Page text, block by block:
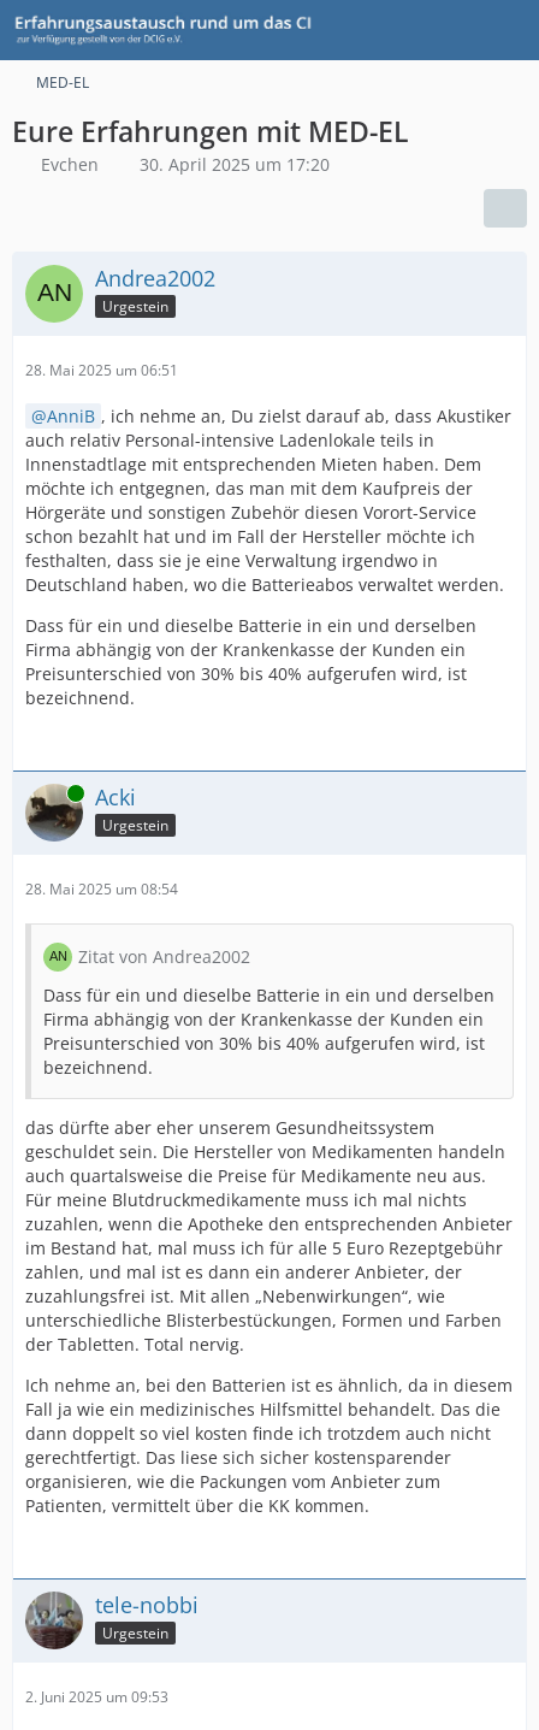
MED-EL
Eure Erfahrungen mit MED-EL
Evchen 30. April 2025 um 17:20
Andrea2002
Urgestein
28. Mai 2025 um 06:51
AnniB , ich nehme an, Du zielst darauf ab, dass Akustiker
auch relativ Personal-intensive Ladenlokale teils in
Innenstadtlage mit entsprechenden Mieten haben. Dem
möchte ich entgegnen, das man mit dem Kaufpreis der
Hörgeräte und sonstigen Zubehör diesen Vorort-Service
schon bezahlt hat und im Fall der Hersteller möchte ich
festhalten, dass sie je eine Verwaltung irgendwo in
Deutschland haben, wo die Batterieabos verwaltet werden.
Dass für ein und dieselbe Batterie in ein und derselben
Firma abhängig von der Krankenkasse der Kunden ein
Preisunterschied von 30% bis 40% aufgerufen wird, ist
bezeichnend.
Online Acki
Urgestein
28. Mai 2025 um 08:54
Zitat von Andrea2002
Dass für ein und dieselbe Batterie in ein und derselben
Firma abhängig von der Krankenkasse der Kunden ein
Preisunterschied von 30% bis 40% aufgerufen wird, ist
bezeichnend.
das dürfte aber eher unserem Gesundheitssystem
geschuldet sein. Die Hersteller von Medikamenten handeln
auch quartalsweise die Preise für Medikamente neu aus.
Für meine Blutdruckmedikamente muss ich mal nichts
zuzahlen, wenn die Apotheke den entsprechenden Anbieter
im Bestand hat, mal muss ich für alle 5 Euro Rezeptgebühr
zahlen, und mal ist es dann ein anderer Anbieter, der
zuzahlungsfrei ist. Mit allen „Nebenwirkungen“, wie
unterschiedliche Blisterbestückungen, Formen und Farben
der Tabletten. Total nervig.
Ich nehme an, bei den Batterien ist es ähnlich, da in diesem
Fall ja wie ein medizinisches Hilfsmittel behandelt. Das die
dann doppelt so viel kosten finde ich trotzdem auch nicht
gerechtfertigt. Das liese sich sicher kostensparender
organisieren, wie die Packungen vom Anbieter zum
Patienten, vermittelt über die KK kommen.
tele-nobbi
Urgestein
2. Juni 2025 um 09:53